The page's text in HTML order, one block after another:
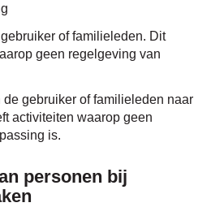
of familieleden. Dit
geen regelgeving van
de gebruiker of familieleden naar
activiteiten waarop geen
is.
personen bij